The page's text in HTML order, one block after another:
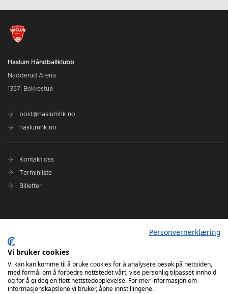
Haslum Håndballklubb
Nadderud Arena
1357, Bekkestua
post@haslumhk.no
haslumhk.no
Kontakt oss
Terminliste
Billetter
Ansvarlig redaktør: Tore Solberg
Personvernerklæring
Vi bruker cookies
Vi kan kan komme til å bruke cookies for å analysere besøk på nettsiden,
med formål om å forbedre nettstedet vårt, vise personlig tilpasset innhold
og for å gi deg en flott nettstedopplevelse. For mer informasjon om
informasjonskapslene vi bruker, åpne innstillingene.